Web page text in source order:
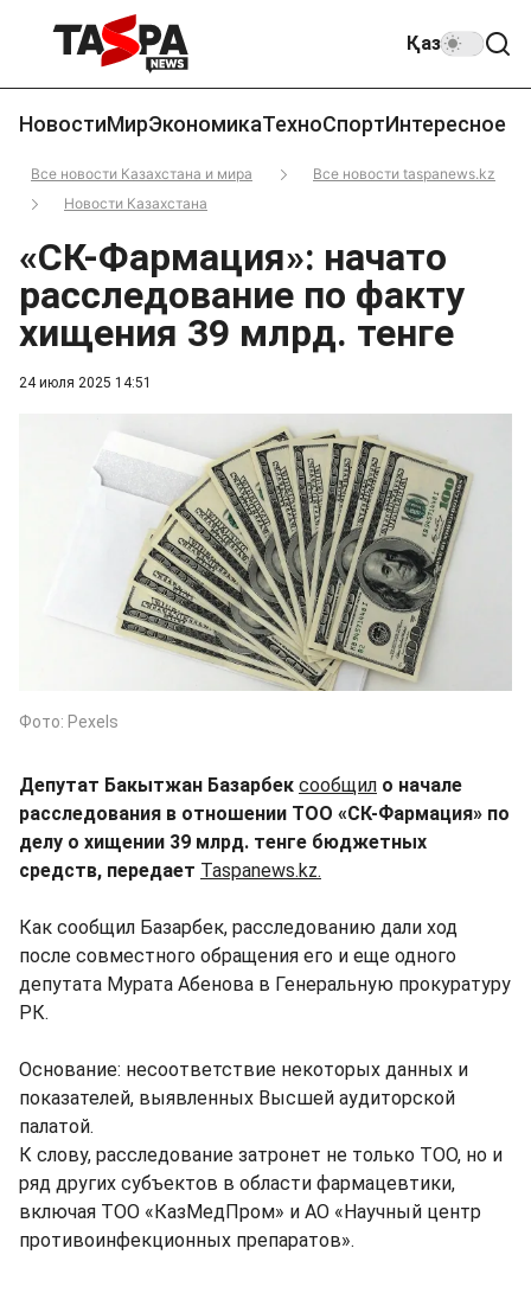
Қаз
НовостиМирЭкономикаТехноСпортИнтересное
Все новости Казахстана и мира
Все новости taspanews.kz
Новости Казахстана
24 июля 2025 14:51
«СК-Фармация»: начато
расследование по факту
хищения 39 млрд. тенге
Фото: Pexels
Депутат Бакытжан Базарбек сообщил о начале
расследования в отношении ТОО «СК-Фармация» по
делу о хищении 39 млрд. тенге бюджетных
средств, передает Taspanews.kz.
Как сообщил Базарбек, расследованию дали ход
после совместного обращения его и еще одного
депутата Мурата Абенова в Генеральную прокуратуру
РК.
Основание: несоответствие некоторых данных и
показателей, выявленных Высшей аудиторской
палатой.
К слову, расследование затронет не только ТОО, но и
ряд других субъектов в области фармацевтики,
включая ТОО «КазМедПром» и АО «Научный центр
противоинфекционных препаратов».